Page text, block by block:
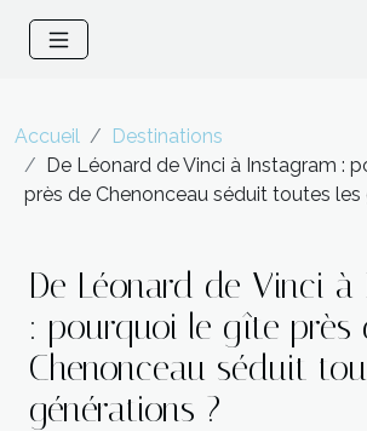
Accueil
Destinations
De Léonard de Vinci à Instagram :
près de Chenonceau séduit toutes les
De Léonard de Vinci à
: pourquoi le gîte près
Chenonceau séduit
générations ?